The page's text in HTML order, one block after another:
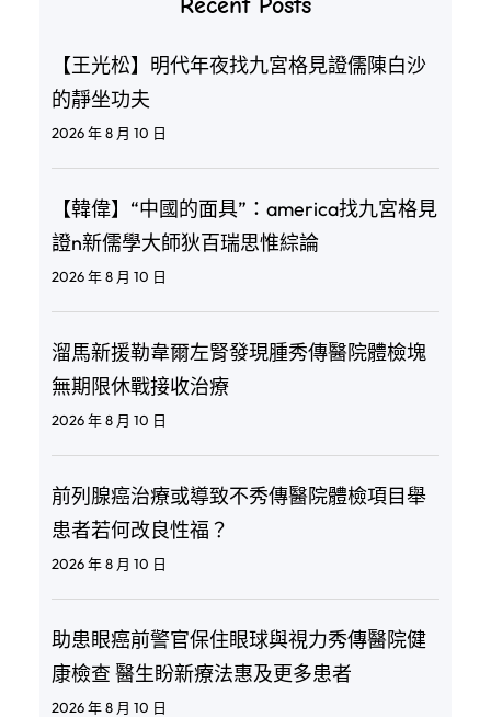
【王光松】明代年夜找九宮格見證儒陳白沙
的靜坐功夫
2026 年 8 月 10 日
【韓偉】“中國的面具”：america找九宮格見
證n新儒學大師狄百瑞思惟綜論
2026 年 8 月 10 日
溜馬新援勒韋爾左腎發現腫秀傳醫院體檢塊
無期限休戰接收治療
2026 年 8 月 10 日
前列腺癌治療或導致不秀傳醫院體檢項目舉
患者若何改良性福？
2026 年 8 月 10 日
助患眼癌前警官保住眼球與視力秀傳醫院健
康檢查 醫生盼新療法惠及更多患者
2026 年 8 月 10 日